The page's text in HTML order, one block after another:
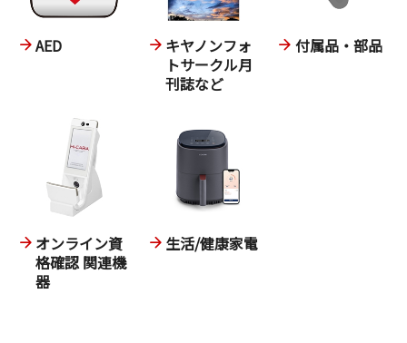
AED
キヤノンフォ
トサークル月
刊誌など
付属品・部品
オンライン資
格確認 関連機
器
生活/健康家電